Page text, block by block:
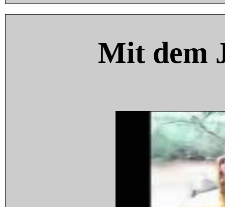
Mit dem